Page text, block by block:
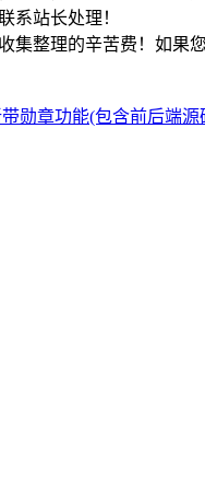
系站长处理！
集整理的辛苦费！如
勋章功能(包含前后端源